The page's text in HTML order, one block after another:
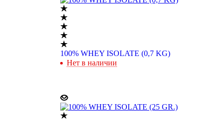
100% WHEY ISOLATE (0,7 KG)
Нет в наличии